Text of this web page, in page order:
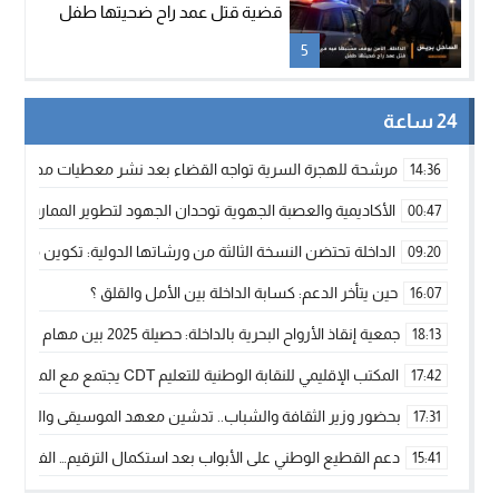
5
قضية قتل عمد راح ضحيتها طفل
24 ساعة
14:36 مرشحة للهجرة السرية تواجه القضاء بعد نشر معطيات مضللة
00:47 الأكاديمية والعصبة الجهوية توحدان الجهود لتطوير الممارسة
09:20 الداخلة تحتضن النسخة الثالثة من ورشاتها الدولية: تكوين
16:07 حين يتأخر الدعم: كسابة الداخلة بين الأمل والقلق ؟
18:13 جمعية إنقاذ الأرواح البحرية بالداخلة: حصيلة 2025 بين مهام الإنقاذ ومشروع “دار البحار”
17:42 المكتب الإقليمي للنقابة الوطنية للتعليم CDT يجتمع مع المدير الإقليمي لمناقشة ملفات جوهرية لنساء ورجال التعليم
17:31 بحضور وزير الثقافة والشباب.. تدشين معهد الموسيقى والفنون
15:41 دعم القطيع الوطني على الأبواب بعد استكمال الترقيم…